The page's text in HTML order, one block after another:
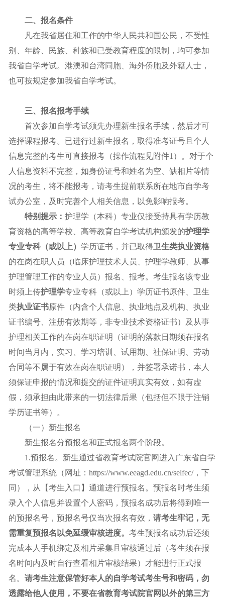
二、报名条件
凡在我省居住和工作的中华人民共和国公民，不受性
别、年龄、民族、种族和已受教育程度的限制，均可参加
我省自学考试。港澳和台湾同胞、海外侨胞及外籍人士，
也可按规定参加我省自学考试。
三、报名报考手续
首次参加自学考试须先办理新生报名手续，然后才可
选择课程报考。已进行过新生报名，取得准考证号且个人
信息完整的考生可直接报考（操作流程见附件1）。对于个
人信息资料不完整，如身份证号和姓名为空、缺相片等情
况的考生，将不能报考，请考生提前联系所在地市自学考
试办公室，及时完善个人相关信息，以免影响报考。
特别提示： 护理学（本科）专业仅接受持具有学历教
育资格的高等学校、高等教育自学考试机构颁发的护理学
专业专科（或以上） 学历证书，并已取得卫生类执业资格
的在岗在职人员（临床护理技术人员、护理学教师、从事
护理管理工作的专业人员）报名、报考。考生报名该专业
时须上传护理学专业专科（或以上）学历证书原件、卫生
类执业证书原件（内含个人信息、执业地点及机构、执业
证书编号、注册有效期等，非专业技术资格证书）及从事
护理相关工作的在岗在职证明（证明的落款日期须在报名
时间当月内，实习、学习培训、试用期、社保证明、劳动
合同等不属于有效在岗在职证明），并签署承诺书，本人
须保证申报的情况和提交的证件证明真实有效，如有虚
假，须承担由此带来的一切法律后果（包括但不限于注销
学历证书等）。
（一）新生报名
新生报名分预报名和正式报名两个阶段。
1.预报名。新生通过省教育考试院官网进入广东省自学
考试管理系统（网址：https://www.eeagd.edu.cn/selfec/，下
同），从【考生入口】通道进行预报名。预报名时考生须
录入个人信息并设置个人密码，预报名成功后将得到唯一
的预报名号，预报名号仅当次报名有效， 请考生牢记，无
需重复预报名以免延缓审核进度。 考生预报名成功后还须
完成本人手机绑定及相片采集且审核通过后（考生须在报
名时间内及时自行查看相片审核结果）才能进行正式报
名。 请考生注意保管好本人的自学考试考生号和密码，勿
透露给他人使用，不要在省教育考试院官网以外的第三方